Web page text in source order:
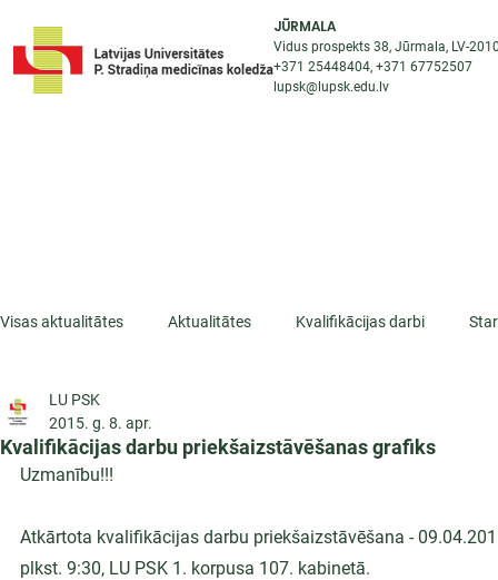
JŪRMALA
Vidus prospekts 38, Jūrmala, LV-
+371 25448404, +371 67752507
lupsk@lupsk.edu.lv
Visas aktualitātes Aktualitātes Kvalifikācijas darbi
ESF projekti
Kvalifikācijas darbu priekšaizstāvēšanas grafiks
LU PSK
2015. g. 8. apr.
Uzmanību!!!
Atkārtota kvalifikācijas darbu priekšaizstāvēšana -
plkst. 9:30, LU PSK 1. korpusa 107. kabinetā.